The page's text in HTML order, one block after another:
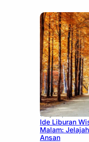
July 15, 2026
Ide Liburan
Malam:
Ansan